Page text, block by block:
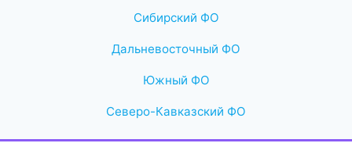
Сибирский ФО
Дальневосточный ФО
Южный ФО
Северо-Кавказский ФО